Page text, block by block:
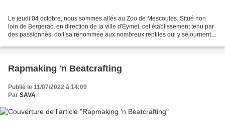
Le jeudi 04 octobre, nous sommes allés au Zoo de Mescoules. Situé non
loin de Bergerac, en direction de la ville d'Eymet, cet établissement tenu par
des passionnés, doit sa renommée aux nombreux reptiles qui y séjournent
Rapmaking 'n Beatcrafting
Publié le 11/07/2022 à 14:09
Par SAVA